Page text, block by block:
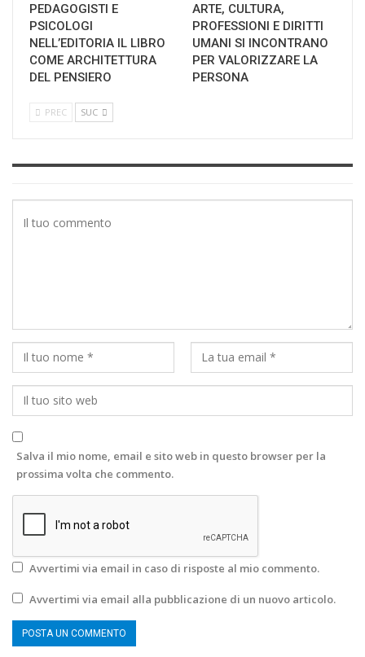
PEDAGOGISTI E
PSICOLOGI
NELL’EDITORIA IL LIBRO
COME ARCHITETTURA
DEL PENSIERO
ARTE, CULTURA,
PROFESSIONI E DIRITTI
UMANI SI INCONTRANO
PER VALORIZZARE LA
PERSONA
PREC SUC
Salva il mio nome, email e sito web in questo browser per la
prossima volta che commento.
Avvertimi via email in caso di risposte al mio commento.
Avvertimi via email alla pubblicazione di un nuovo articolo.